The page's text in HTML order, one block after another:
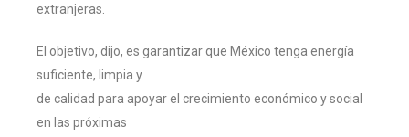
extranjeras.
El objetivo, dijo, es garantizar que México tenga energía
suficiente, limpia y
de calidad para apoyar el crecimiento económico y social
en las próximas